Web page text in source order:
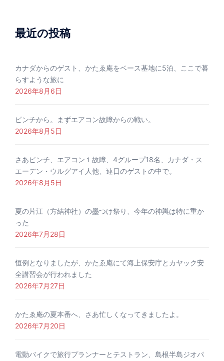
最近の投稿
カナダからのゲスト、かたゑ庵をベース基地に5泊、ここで暮
らすような旅に
2026年8月6日
ピンチから。まずエアコン故障からの戦い。
2026年8月5日
さあピンチ、エアコン１故障、4グループ18名、カナダ・ス
エーデン・ウルグアイ人他、連日のゲストの中で。
2026年8月5日
夏の片江（方結神社）の墨つけ祭り、今年の神輿は特に重か
った
2026年7月28日
恒例となりましたが、かたゑ庵にて海上保安庁とカヤック安
全講習会が行われました
2026年7月27日
かたゑ庵の夏本番へ、さあ忙しくなってきましたよ。
2026年7月20日
電動バイクで旅行プランナーとテストラン、島根半島ジオパ